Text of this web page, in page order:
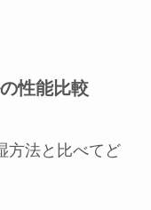
性能比較
方法と比べてど